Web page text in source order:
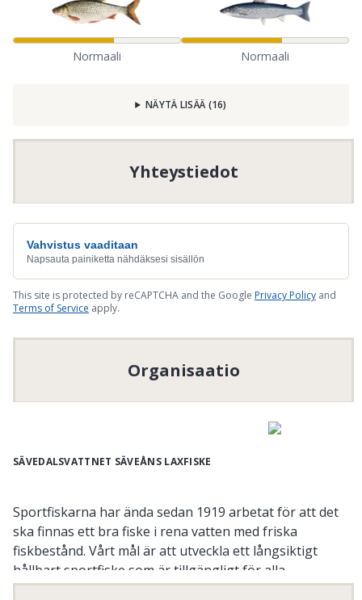
Normaali Normaali
NÄYTÄ LISÄÄ (16)
Yhteystiedot
Vahvistus vaaditaan
Napsauta painiketta nähdäksesi sisällön
This site is protected by reCAPTCHA and the Google Privacy Policy and
Terms of Service apply.
Organisaatio
SÄVEDALSVATTNET SÄVEÅNS LAXFISKE
Sportfiskarna har ända sedan 1919 arbetat för att det
ska finnas ett bra fiske i rena vatten med friska
fiskbestånd. Vårt mål är att utveckla ett långsiktigt
hållbart sportfiske som är tillgängligt för alla.